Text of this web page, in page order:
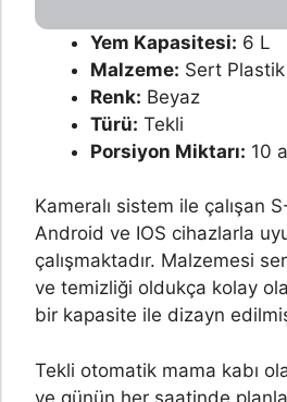
Yem Kapasitesi: 6 L
Malzeme: Sert Plastik
Renk: Beyaz
Türü: Tekli
Porsiyon Miktarı: 10
Kameralı sistem ile çalışan
Android ve IOS cihazlarla
çalışmaktadır. Malzemesi
ve temizliği oldukça kolay
bir kapasite ile dizayn
Tekli otomatik mama kabı
ve günün her saatinde